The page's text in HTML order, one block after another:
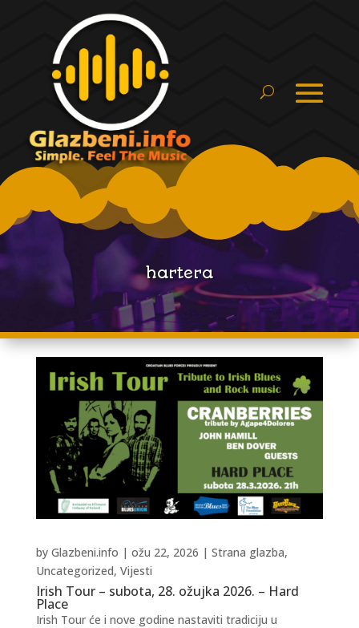
hartera
Irish Tour – subota, 28. ožujka 2026. – Hard
Place
by Glazbeni.info | ožu 22, 2026 | Strana glazba,
Uncategorized, Vijesti
Irish Tour će i nove godine nastaviti tradiciju u